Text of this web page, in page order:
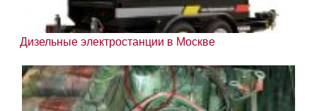
Дизельные электростанции в Москве